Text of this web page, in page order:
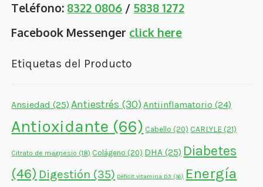
Teléfono: 8322 0806 / 5838 1272
Facebook Messenger click here
Etiquetas del Producto
Ansiedad (25) Antiestrés (30)Antiinflamatorio (24)
Antioxidante (66) Cabello (20) CARLYLE(21)
Citrato de magnesio (18) Colágeno (20) DHA (25) Diabetes
(46) Digestión (35) Déficit vitamina D3 (16) Energía